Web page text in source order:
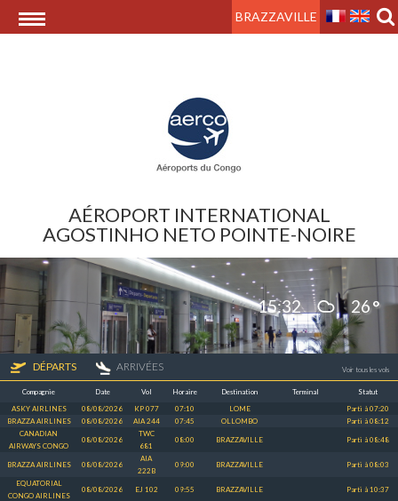
BRAZZAVILLE
AÉROPORT INTERNATIONAL
AGOSTINHO NETO POINTE-NOIRE
15:32 26
DÉPARTS ARRIVÉES Voir tous les vols
Compagnie Date Vol Horaire Destination Terminal
Statut
ASKY AIRLINES
08/08/2026 KP 077 07:10 LOME
Parti à 07:20
BRAZZA AIRLINES
08/08/2026 AIA 244 07:45 OLLOMBO
Parti à 08:12
CANADIAN
AIRWAYS CONGO
08/08/2026
TWC
681
08:00 BRAZZAVILLE Parti à 08:48
BRAZZA AIRLINES 08/08/2026
AIA
222B
09:00 BRAZZAVILLE Parti à 08:03
EQUATORIAL
CONGO AIRLINES
08/08/2026 EJ 102 09:55 BRAZZAVILLE Parti à 10:37